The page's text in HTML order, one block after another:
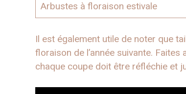
Arbustes à floraison estivale
Il est également utile de noter que
floraison de l’année suivante.
chaque coupe doit être réfléchie et